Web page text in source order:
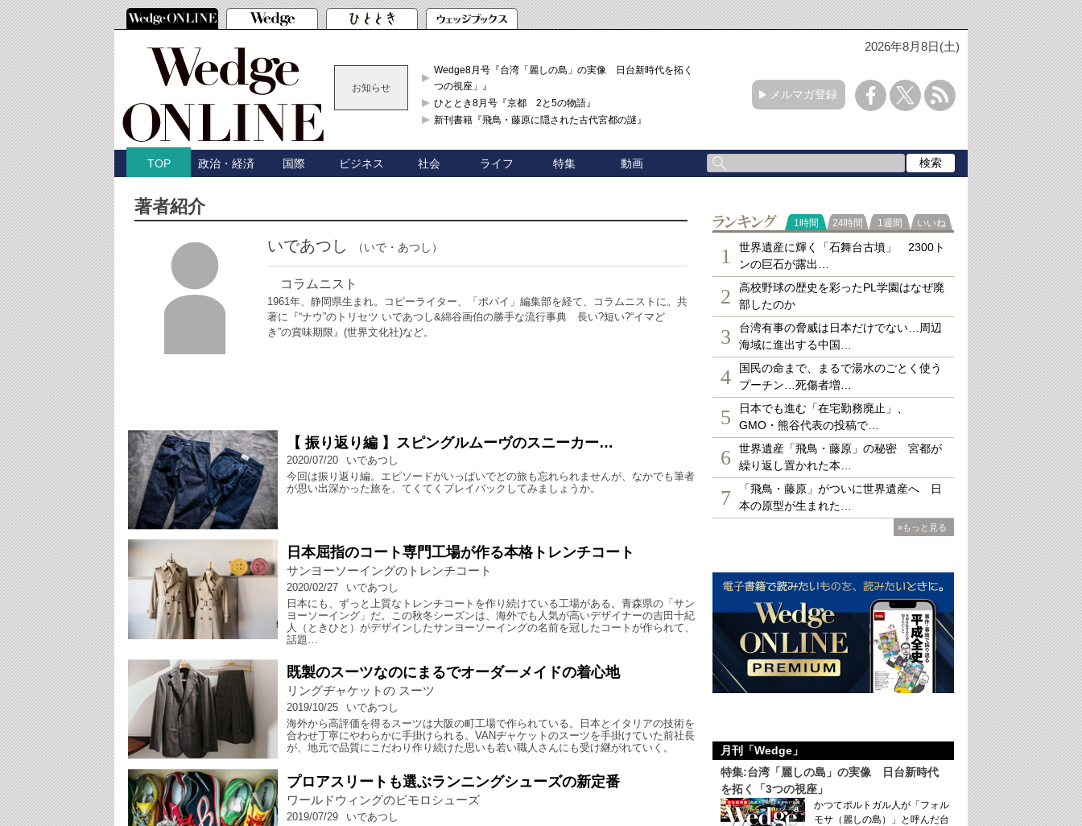
2026年8月8日(土)
お知らせ
Wedge8月号『台湾「麗しの島」の実像 日台新時代を拓く「3
つの視座」』
ひととき8月号『京都 2と5の物語』
新刊書籍『飛鳥・藤原に隠された古代宮都の謎』
メルマガ登録
TOP 政治・経済 国際 ビジネス 社会 ライフ 特集 動画
著者紹介
いであつし （いで・あつし）
コラムニスト
1961年、静岡県生まれ。コピーライター、「ポパイ」編集部を経て、コラムニストに。共
著に『“ナウ”のトリセツ いであつし&綿谷画伯の勝手な流行事典 長い?短い?“イマど
き”の賞味期限』(世界文化社)など。
【 振り返り編 】スピングルムーヴのスニーカー…
2020/07/20
いであつし
今回は振り返り編。エピソードがいっぱいでどの旅も忘れられませんが、なかでも筆者
が思い出深かった旅を、てくてくプレイバックしてみましょうか。
日本屈指のコート専門工場が作る本格トレンチコート
サンヨーソーイングのトレンチコート
2020/02/27
いであつし
日本にも、ずっと上質なトレンチコートを作り続けている工場がある。青森県の「サン
ヨーソーイング」だ。この秋冬シーズンは、海外でも人気が高いデザイナーの吉田十紀
人（ときひと）がデザインしたサンヨーソーイングの名前を冠したコートが作られて、
話題…
既製のスーツなのにまるでオーダーメイドの着心地
リングヂャケットの スーツ
2019/10/25
いであつし
海外から高評価を得るスーツは大阪の町工場で作られている。日本とイタリアの技術を
合わせ丁寧にやわらかに手掛けられる。VANヂャケットのスーツを手掛けていた前社長
が、地元で品質にこだわり作り続けた思いも若い職人さんにも受け継がれていく。
プロアスリートも選ぶランニングシューズの新定番
ワールドウィングのビモロシューズ
2019/07/29
いであつし
ランキング
1時間 24時間 1週間 いいね
1
世界遺産に輝く「石舞台古墳」 2300ト
ンの巨石が露出…
2
高校野球の歴史を彩ったPL学園はなぜ廃
部したのか
3
台湾有事の脅威は日本だけでない…周辺
海域に進出する中国…
4
国民の命まで、まるで湯水のごとく使う
プーチン…死傷者増…
5
日本でも進む「在宅勤務廃止」、
GMO・熊谷代表の投稿で…
6
世界遺産「飛鳥・藤原」の秘密 宮都が
繰り返し置かれた本…
7
「飛鳥・藤原」がついに世界遺産へ 日
本の原型が生まれた…
»もっと見る
月刊「Wedge」
特集:台湾「麗しの島」の実像 日台新時代
を拓く「3つの視座」
かつてポルトガル人が「フォル
モサ（麗しの島）」と呼んだ台